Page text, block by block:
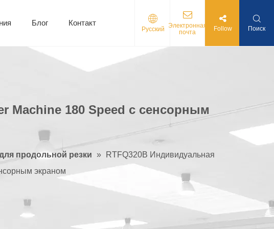
Блог Контакт
Pусский Электронная
почта
Follow Поиск
Machine 180 Speed ​​с сенсорным
продольной резки »
RTFQ320B Индивидуальная
экраном